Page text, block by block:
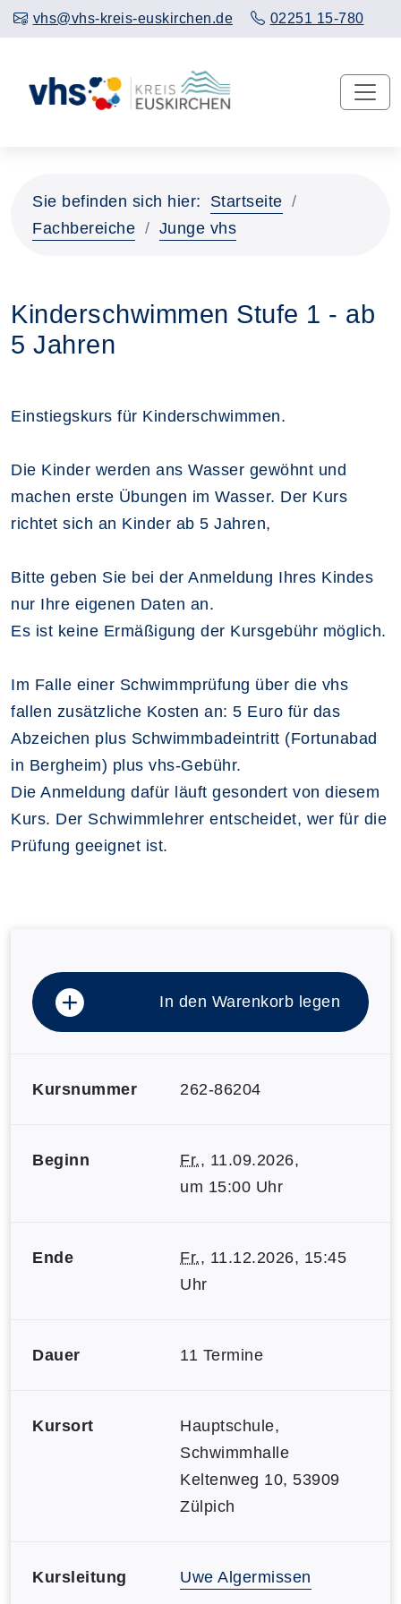
vhs@vhs-kreis-euskirchen.de 02251 15-780
Sie befinden sich hier:
Startseite
Fachbereiche
Junge vhs
Kinderschwimmen Stufe 1 - ab
5 Jahren
Einstiegskurs für Kinderschwimmen.
Die Kinder werden ans Wasser gewöhnt und
machen erste Übungen im Wasser. Der Kurs
richtet sich an Kinder ab 5 Jahren,
Bitte geben Sie bei der Anmeldung Ihres Kindes
nur Ihre eigenen Daten an.
Es ist keine Ermäßigung der Kursgebühr möglich.
Im Falle einer Schwimmprüfung über die vhs
fallen zusätzliche Kosten an: 5 Euro für das
Abzeichen plus Schwimmbadeintritt (Fortunabad
in Bergheim) plus vhs-Gebühr.
Die Anmeldung dafür läuft gesondert von diesem
Kurs. Der Schwimmlehrer entscheidet, wer für die
Prüfung geeignet ist.
In den Warenkorb legen
Kursnummer 262-86204
Beginn Fr., 11.09.2026,
um 15:00 Uhr
Ende Fr., 11.12.2026, 15:45
Uhr
Dauer 11 Termine
Kursort
Hauptschule,
Schwimmhalle
Keltenweg 10, 53909
Zülpich
Kursleitung Uwe Algermissen